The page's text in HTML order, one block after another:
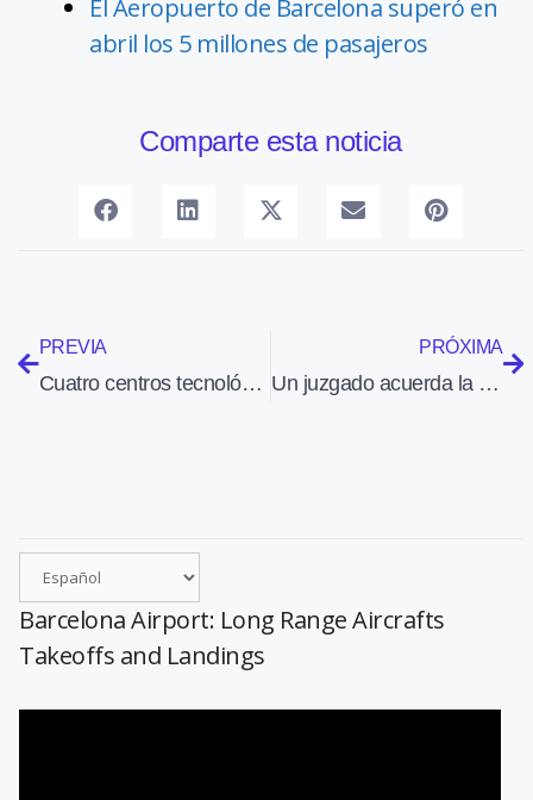
El Aeropuerto de Barcelona superó en
abril los 5 millones de pasajeros
Comparte esta noticia
PREVIA
Cuatro centros tecnológicos andaluces acuerdan unir su experiencia y capacidades para desarrollar un avión solar no tripulado
PRÓXIMA
Un juzgado acuerda la liquidación de la empresa Jet Ready
Barcelona Airport: Long Range Aircrafts
Takeoffs and Landings